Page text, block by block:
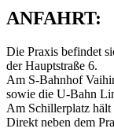
ANFAHRT:
Die Praxis befindet
der Hauptstraße 6.
Am S-Bahnhof
sowie die U-Bahn
Am Schillerplatz
Direkt neben dem